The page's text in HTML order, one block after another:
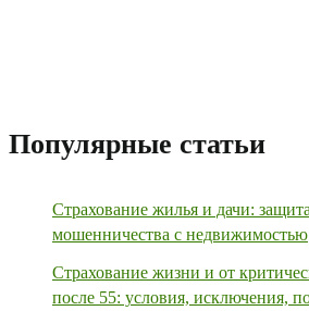
Популярные статьи
Страхование жилья и дачи:
мошенничества с недвижимостью
Страхование жизни и от
после 55: условия, исключения,